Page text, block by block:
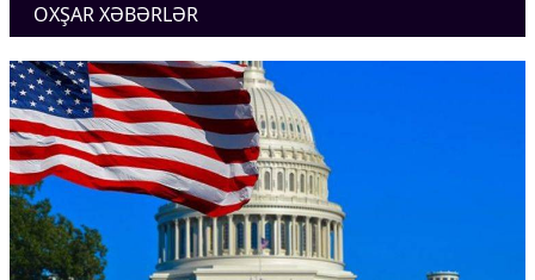
OXŞAR XƏBƏRLƏR